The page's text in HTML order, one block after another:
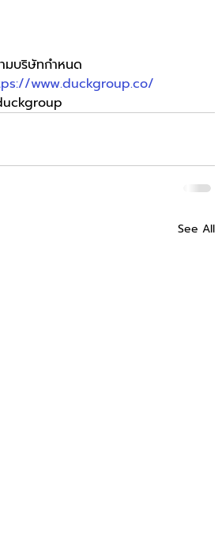
ามบริษัทกำหนด
www.duckgroup.co/
See All